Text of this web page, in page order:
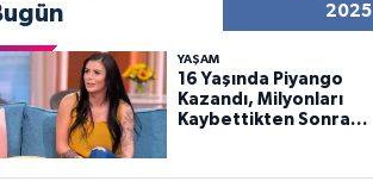
2025
YAŞAM
16 Yaşında Piyango
Kazandı, Milyonları
Kaybettikten Sonra